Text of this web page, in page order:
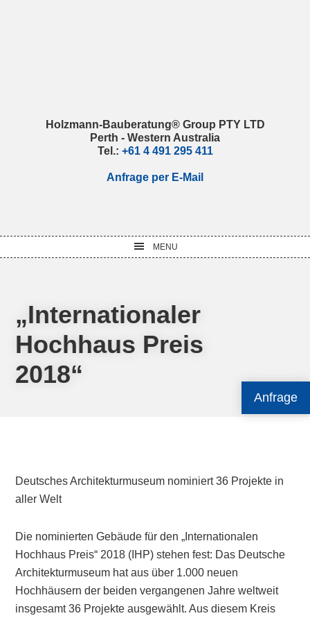
Anfrage
Holzmann-Bauberatung® Group PTY LTD
Perth - Western Australia
Tel.: +61 4 491 295 411
Anfrage per E-Mail
MENU
„Internationaler
Hochhaus Preis
2018“
Deutsches Architekturmuseum nominiert 36 Projekte in
aller Welt
Die nominierten Gebäude für den „Internationalen
Hochhaus Preis“ 2018 (IHP) stehen fest: Das Deutsche
Architekturmuseum hat aus über 1.000 neuen
Hochhäusern der beiden vergangenen Jahre weltweit
insgesamt 36 Projekte ausgewählt. Aus diesem Kreis